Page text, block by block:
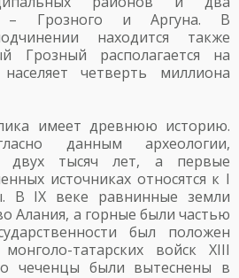
– Грозного и Аргуна. В
находится также
Грозный располагается на
четверть миллиона
имеет древнюю историю.
данным археологии,
двух тысяч лет, а первые
источниках относятся к I
В IX веке равнинные земли
Алания, а горные были частью
был положен
татарских войск XIII
чеченцы были вытеснены в